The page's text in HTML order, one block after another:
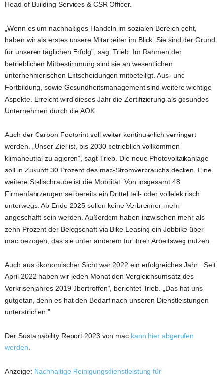
Head of Building Services & CSR Officer.
„Wenn es um nachhaltiges Handeln im sozialen Bereich geht,
haben wir als erstes unsere Mitarbeiter im Blick. Sie sind der Grund
für unseren täglichen Erfolg”, sagt Trieb. Im Rahmen der
betrieblichen Mitbestimmung sind sie an wesentlichen
unternehmerischen Entscheidungen mitbeteiligt. Aus- und
Fortbildung, sowie Gesundheitsmanagement sind weitere wichtige
Aspekte. Erreicht wird dieses Jahr die Zertifizierung als gesundes
Unternehmen durch die AOK.
Auch der Carbon Footprint soll weiter kontinuierlich verringert
werden. „Unser Ziel ist, bis 2030 betrieblich vollkommen
klimaneutral zu agieren”, sagt Trieb. Die neue Photovoltaikanlage
soll in Zukunft 30 Prozent des mac-Stromverbrauchs decken. Eine
weitere Stellschraube ist die Mobilität. Von insgesamt 48
Firmenfahrzeugen sei bereits ein Drittel teil- oder vollelektrisch
unterwegs. Ab Ende 2025 sollen keine Verbrenner mehr
angeschafft sein werden. Außerdem haben inzwischen mehr als
zehn Prozent der Belegschaft via Bike Leasing ein Jobbike über
mac bezogen, das sie unter anderem für ihren Arbeitsweg nutzen.
Auch aus ökonomischer Sicht war 2022 ein erfolgreiches Jahr. „Seit
April 2022 haben wir jeden Monat den Vergleichsumsatz des
Vorkrisenjahres 2019 übertroffen“, berichtet Trieb. „Das hat uns
gutgetan, denn es hat den Bedarf nach unseren Dienstleistungen
unterstrichen.”
Der Sustainability Report 2023 von mac kann hier abgerufen
werden
Anzeige: Nachhaltige Reinigungsdienstleistung für